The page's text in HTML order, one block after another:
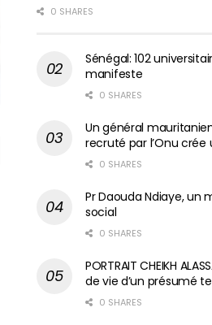
0 SHARES
Sénégal: 102
manifeste
0 SHARES
Un général
recruté par l’Onu crée
0 SHARES
Pr Daouda Ndiaye, un
social
0 SHARES
PORTRAIT CHEIKH
de vie d’un présumé
0 SHARES